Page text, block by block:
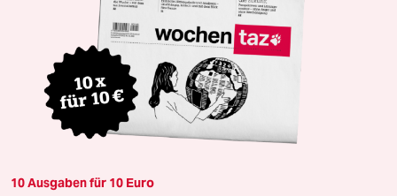
10 Ausgaben für 10 Euro